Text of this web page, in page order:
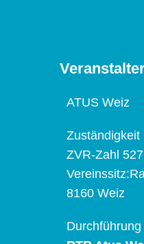
ATUS Weiz
Zuständigkeit
ZVR-Zahl
8160 Weiz